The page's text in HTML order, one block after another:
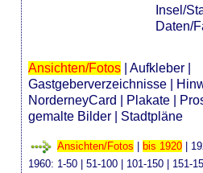
Insel/
Daten/
Ansichten/Fotos |Aufkleber
Gastgeberverzeichnisse
NorderneyCard
Plakate
gemalte Bilder
Stadtpläne
Ansichten/Fotos bis 1920
1960: 1-50 |51-100 | 101-150 | 151-